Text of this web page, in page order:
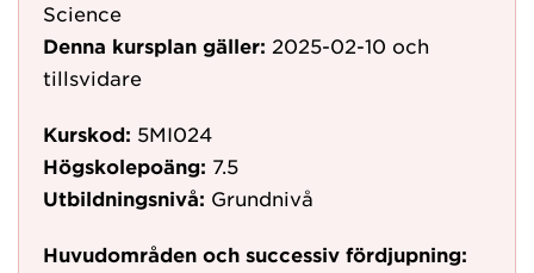
Science
Denna kursplan gäller: 2025-02-10 och
tillsvidare
Kurskod: 5MI024
Högskolepoäng: 7.5
Utbildningsnivå: Grundnivå
Huvudområden och successiv fördjupning: